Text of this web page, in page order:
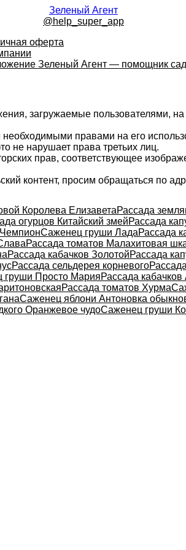
Зеленый Агент
@help_super_app
оферта
Зеленый Агент — помощник
загружаемые пользователями,
правами на его
не нарушает права третьих лиц.
прав, соответствующее
контент, просим обращаться по
Королева ЕлизаветаРассада
огурцов Китайский змейРассада
Саженец груши ЛадаРассада
Рассада томатов Малахитовая
Рассада кабачков ЗолотойРассада
Рассада сельдерея корневого
груши Просто МарияРассада
Рассада томатов Хурма
Саженец яблони Антоновка
Оранжевое чудоСаженец груши